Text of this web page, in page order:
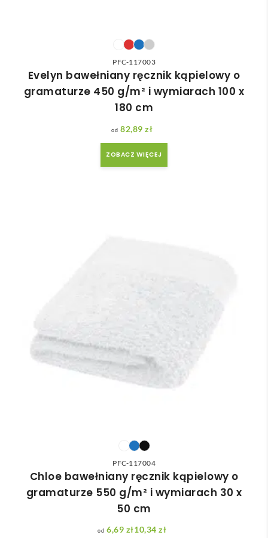
PFC-117003
Evelyn bawełniany ręcznik kąpielowy o
gramaturze 450 g/m² i wymiarach 100 x
180 cm
82,89zł
ZOBACZ WIĘCEJ
PFC-117004
Chloe bawełniany ręcznik kąpielowy o
gramaturze 550 g/m² i wymiarach 30 x
50 cm
6,69 zł10,34zł